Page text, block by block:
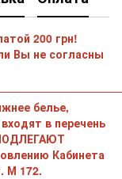
200 грн!
Вы не согласны
белье,
в перечень
Кабинета
М 172.